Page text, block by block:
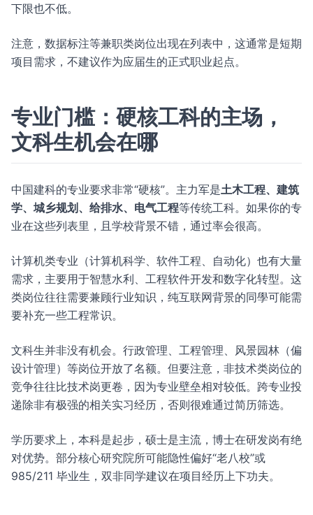
下限也不低。
注意，数据标注等兼职类岗位出现在列表中，这通常是短期
项目需求，不建议作为应届生的正式职业起点。
专业门槛：硬核工科的主场，
文科生机会在哪
中国建科的专业要求非常“硬核”。主力军是土木工程、建筑
学、城乡规划、给排水、电气工程等传统工科。如果你的专
业在这些列表里，且学校背景不错，通过率会很高。
计算机类专业（计算机科学、软件工程、自动化）也有大量
需求，主要用于智慧水利、工程软件开发和数字化转型。这
类岗位往往需要兼顾行业知识，纯互联网背景的同學可能需
要补充一些工程常识。
文科生并非没有机会。行政管理、工程管理、风景园林（偏
设计管理）等岗位开放了名额。但要注意，非技术类岗位的
竞争往往比技术岗更卷，因为专业壁垒相对较低。跨专业投
递除非有极强的相关实习经历，否则很难通过简历筛选。
学历要求上，本科是起步，硕士是主流，博士在研发岗有绝
对优势。部分核心研究院所可能隐性偏好“老八校”或
985/211 毕业生，双非同学建议在项目经历上下功夫。